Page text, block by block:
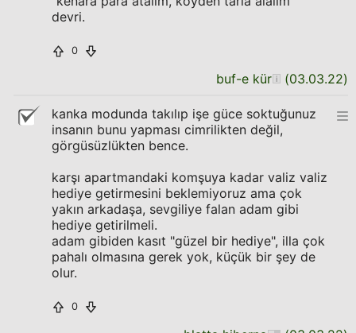
devri.
0
buf-e kür (03.03.22)
kanka modunda takılıp işe güce soktuğunuz
insanın bunu yapması cimrilikten değil,
görgüsüzlükten bence.
karşı apartmandaki komşuya kadar valiz valiz
hediye getirmesini beklemiyoruz ama çok
yakın arkadaşa, sevgiliye falan adam gibi
hediye getirilmeli.
adam gibiden kasıt "güzel bir hediye", illa çok
pahalı olmasına gerek yok, küçük bir şey de
olur.
0